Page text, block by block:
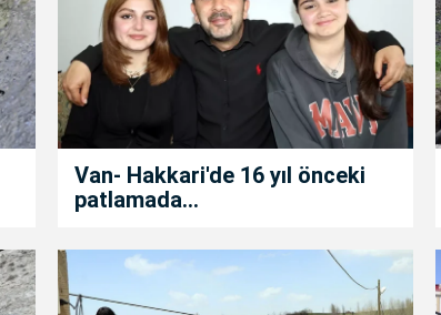
Van- Hakkari'de 16 yıl önceki
patlamada...